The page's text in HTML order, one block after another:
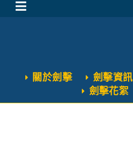
Toggle
學與教
校風及學生支援
關於劍擊 劍擊資訊
劍擊花絮